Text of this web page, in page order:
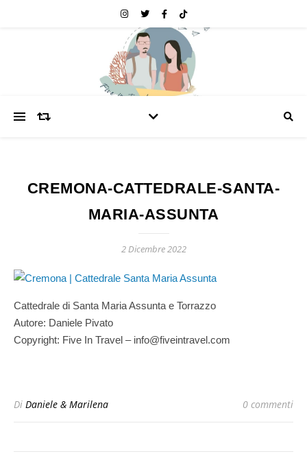
CREMONA-CATTEDRALE-SANTA-
MARIA-ASSUNTA
2 Dicembre 2022
Cattedrale di Santa Maria Assunta e Torrazzo
Autore: Daniele Pivato
Copyright: Five In Travel – info@fiveintravel.com
Di Daniele & Marilena 0 commenti